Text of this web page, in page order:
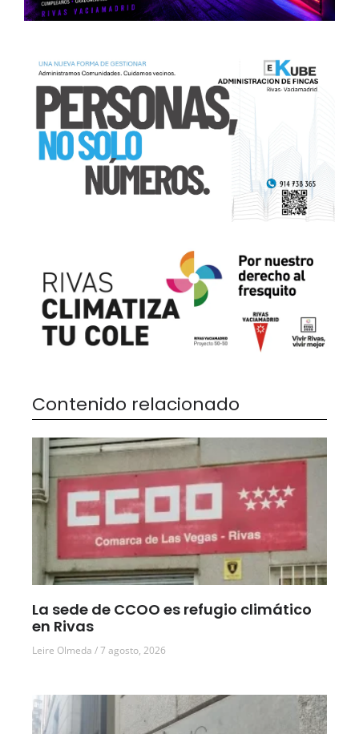
Contenido relacionado
La sede de CCOO es refugio climático
en Rivas
Leire Olmeda 7 agosto, 2026